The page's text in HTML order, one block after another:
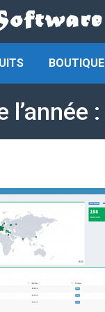
BOUTIQUE
l’année :